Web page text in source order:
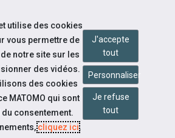
CAP EMPLOI 08
DU CAMPUS
utilise des cookies
vous permettre de
notre site sur les
des vidéos.
des cookies
MATOMO qui sont
consentement.
cliquez ici.
J'accepte
tout
Personnaliser
Je refuse
tout